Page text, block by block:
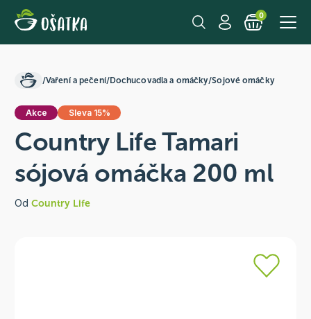
0
/Vaření a pečení/Dochucovadla a omáčky/Sojové omáčky
Akce Sleva 15%
Country Life Tamari
sójová omáčka 200 ml
Od Country Life